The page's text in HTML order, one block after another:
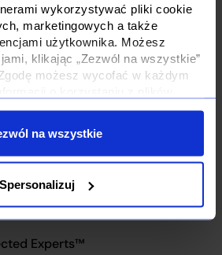
wykorzystywać pliki cookie
marketingowych a także
użytkownika. Możesz
klikając „Zezwól na wszystkie”
możesz wycofać w każdym
Twoich danych osobowych i
na wszystkie
Spersonalizuj
“po
dodatkowych
Biuro
Dostęp do
centrum
Experts™